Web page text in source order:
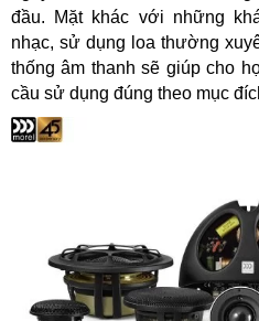
đầu. Mặt khác với những
nhạc, sử dụng loa thường
thống âm thanh sẽ giúp cho
cầu sử dụng đúng theo mục